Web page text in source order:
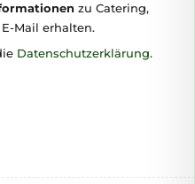
zu Catering,
Mail erhalten.
Datenschutzerklärung.